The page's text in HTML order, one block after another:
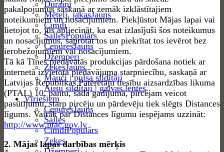
Dūraiņi
Mēteļi, jakas
Cimdi
Šalles
Cepures
Džemperi
Zeķes
Mauči | pulsa sildītāji
Ausu sildītāji | galvas lentes
Vīriešiem
Cepures
Šalles
Cimdi
Zeķes
pakalpojumus saskaņā ar zemāk izklāstītajiem
noteikumiem un nosacījumiem. Piekļūstot Mājas lapai vai
lietojot to, jūs apliecināt, ka esat izlasījuši šos noteikumus
un nosacījumus, saprotat tos un piekrītat tos ievērot bez
ierobežojumiem vai nosacījumiem.
Tā kā Tīnes piedāvātās produkcijas pārdošana notiek ar
internetā izvietota piedāvājuma starpniecību, saskaņā ar
Latvijas Republikas Patērētāju tiesību aizsardzības likuma
(PTAL) 10. pantu, šādā gadījumā, pircējam veicot
pasūtījumu, starp pircēju un pārdevēju tiek slēgts Distances
līgums. Vairāk par Distances līgumu iespējams uzzināt:
http://www.ptac.gov.lv
2. Mājas lapas darbības mērķis